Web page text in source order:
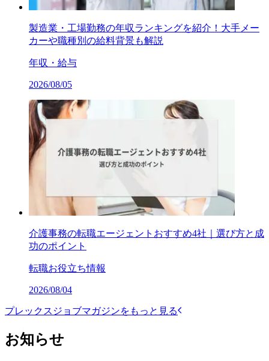
製造業・工場勤務の年収ランキングを紹介！大手メー
カーや職種別の給料背景も解説
年収・給与
2026/08/05
介護事務の転職エージェントおすすめ4社｜選び方と成
功のポイント
転職お役立ち情報
2026/08/04
プレックスジョブマガジンをもっと見る
お知らせ